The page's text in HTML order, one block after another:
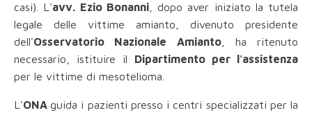
casi). L'avv. Ezio Bonanni, dopo aver iniziato la tutela
legale delle vittime amianto, divenuto presidente
dell'Osservatorio Nazionale Amianto, ha ritenuto
necessario, istituire il Dipartimento per l'assistenza
per le vittime di mesotelioma.
L'ONAguida i pazienti presso i centri specializzati per la